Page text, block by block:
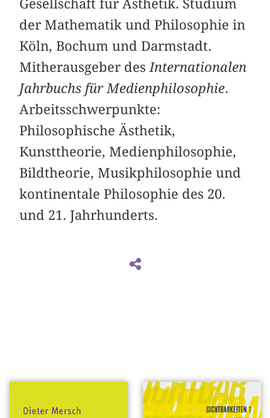
Gesellschaft für Ästhetik. Studium
der Mathematik und Philosophie in
Köln, Bochum und Darmstadt.
Mitherausgeber des Internationalen
Jahrbuchs für Medienphilosophie.
Arbeitsschwerpunkte:
Philosophische Ästhetik,
Kunsttheorie, Medienphilosophie,
Bildtheorie, Musikphilosophie und
kontinentale Philosophie des 20.
und 21. Jahrhunderts.